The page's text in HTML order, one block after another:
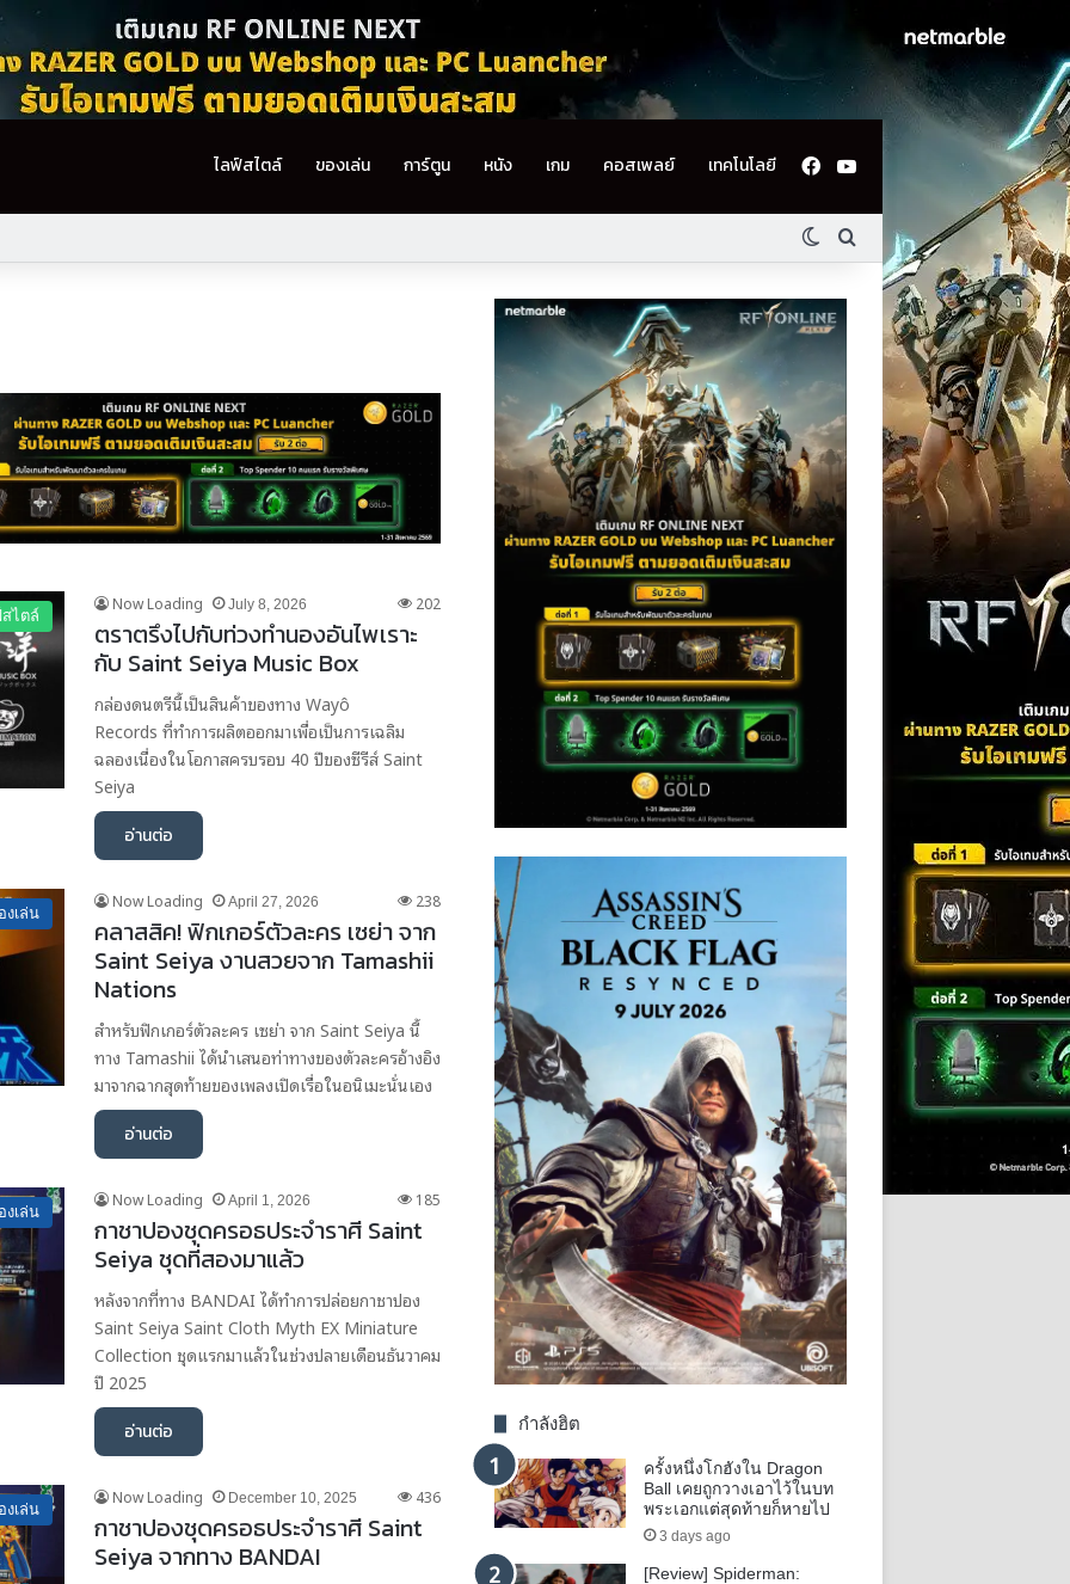
ไลฟ์สไตล์ ของเล่น การ์ตูน หนัง เกม คอสเพลย์ เทคโนโลยี Facebook
Switch skin
ค้นหา
ไตล์
Now Loading July 8, 2026 202
ตราตรึงไปกับท่วงทำนองอันไพเราะ
กับ Saint Seiya Music Box
กล่องดนตรีนี้เป็นสินค้าของทาง Wayô
Records ที่ทำการผลิตออกมาเพื่อเป็นการเฉลิม
ฉลองเนื่องในโอกาสครบรอบ 40 ปีของซีรีส์ Saint
Seiya
อ่านต่อ
งเล่น
Now Loading April 27, 2026 238
คลาสสิค! ฟิกเกอร์ตัวละคร เซย่า จาก
Saint Seiya งานสวยจาก Tamashii
Nations
สำหรับฟิกเกอร์ตัวละคร เซย่า จาก Saint Seiya นี้
ทาง Tamashii ได้นำเสนอท่าทางของตัวละครอ้างอิง
มาจากฉากสุดท้ายของเพลงเปิดเรื่อในอนิเมะนั่นเอง
อ่านต่อ
งเล่น
Now Loading April 1, 2026 185
กาชาปองชุดครอธประจำราศี Saint
Seiya ชุดที่สองมาแล้ว
หลังจากที่ทาง BANDAI ได้ทำการปล่อยกาชาปอง
Saint Seiya Saint Cloth Myth EX Miniature
Collection ชุดแรกมาแล้วในช่วงปลายเดือนธันวาคม
ปี 2025
อ่านต่อ
งเล่น
Now Loading December 10, 2025 436
กาชาปองชุดครอธประจำราศี Saint
Seiya จากทาง BANDAI
กำลังฮิต
ครั้งหนึ่งโกฮังใน Dragon
Ball เคยถูกวางเอาไว้ในบท
พระเอกแต่สุดท้ายก็หายไป
3 days ago
[Review] Spiderman: